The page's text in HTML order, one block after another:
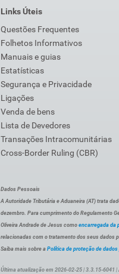
Links Úteis
Questões Frequentes
Folhetos Informativos
Manuais e guias
Estatísticas
Segurança e Privacidade
Ligações
Venda de bens
Lista de Devedores
Transações Intracomunitárias
Cross-Border Ruling (CBR)
Dados Pessoais
A Autoridade Tributária e Aduaneira (AT) trata
dezembro. Para cumprimento do Regulamento
Oliveira Andrade de Jesus como encarregada da
relacionadas com o tratamento dos seus dados
Saiba mais sobre a Política de proteção de
Última atualização em 2026-02-25 | 3.3.15-6041